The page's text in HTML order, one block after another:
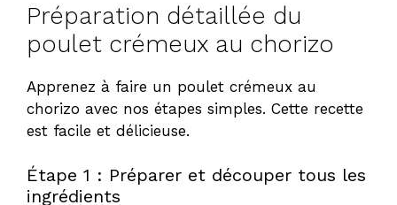
Préparation détaillée du
poulet crémeux au chorizo
Apprenez à faire un poulet crémeux au
chorizo avec nos étapes simples. Cette recette
est facile et délicieuse.
Étape 1 : Préparer et découper tous les
ingrédients